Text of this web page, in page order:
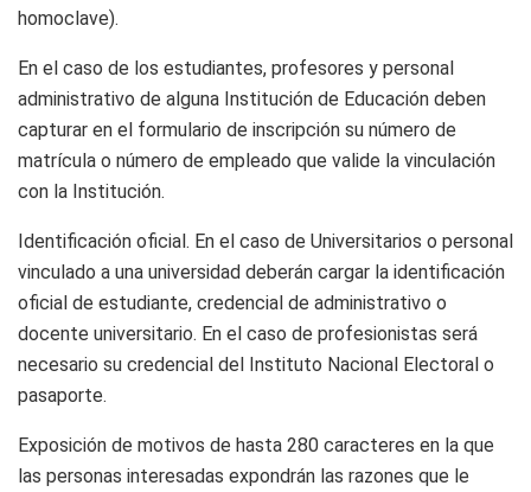
homoclave).
En el caso de los estudiantes, profesores y personal
administrativo de alguna Institución de Educación deben
capturar en el formulario de inscripción su número de
matrícula o número de empleado que valide la vinculación
con la Institución.
Identificación oficial. En el caso de Universitarios o personal
vinculado a una universidad deberán cargar la identificación
oficial de estudiante, credencial de administrativo o
docente universitario. En el caso de profesionistas será
necesario su credencial del Instituto Nacional Electoral o
pasaporte.
Exposición de motivos de hasta 280 caracteres en la que
las personas interesadas expondrán las razones que le